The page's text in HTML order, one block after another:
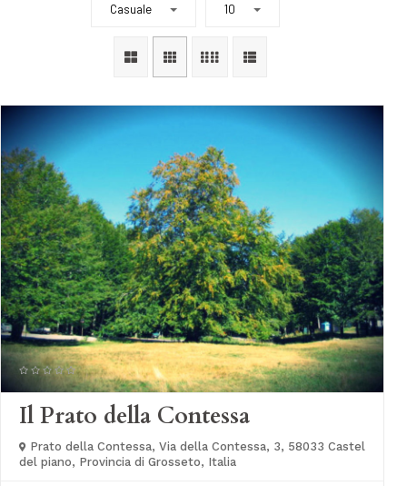
Casuale 10
Il Prato della Contessa
Prato della Contessa, Via della Contessa, 3, 58033 Castel
del piano, Provincia di Grosseto, Italia